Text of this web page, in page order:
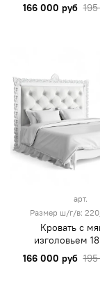
166 000 руб
арт.
Размер ш/г/в:
Кровать с
изголовьем
166 000 руб